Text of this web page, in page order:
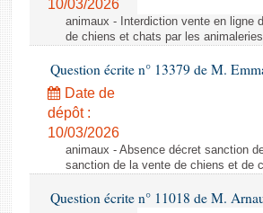
Baromètre de l’application des lois
Dossiers législatifs
Budget et sécurité sociale
Questions écrites et orales
Comptes rendus des débats
10/03/2026
animaux - Interdiction vente en ligne
de chiens et chats par les animaleries
Question écrite n° 13379 de M.
Date de
dépôt :
10/03/2026
animaux - Absence décret sanction
sanction de la vente de chiens et de
Question écrite n° 11018 de M.